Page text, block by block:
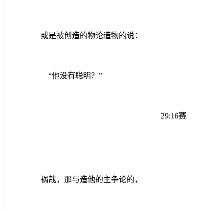
或是被创造的物论造物的说：
“他没有聪明？”
赛
29:16
祸哉，那与造他的主争论的，